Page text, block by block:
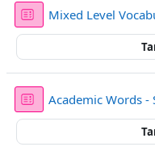
Mixed Level
Academic Words -